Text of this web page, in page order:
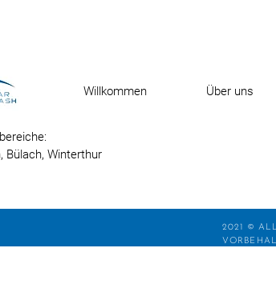
Willkommen Über uns
Bülach, Winterthur
2021 ©